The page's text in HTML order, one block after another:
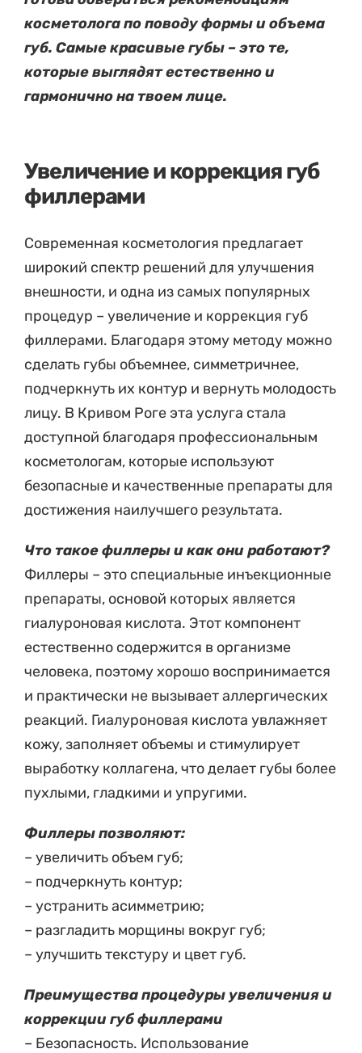
косметолога по поводу формы и объема
губ. Самые красивые губы – это те,
которые выглядят естественно и
гармонично на твоем лице.
Увеличение и коррекция губ
филлерами
Современная косметология предлагает
широкий спектр решений для улучшения
внешности, и одна из самых популярных
процедур – увеличение и коррекция губ
филлерами. Благодаря этому методу можно
сделать губы объемнее, симметричнее,
подчеркнуть их контур и вернуть молодость
лицу. В Кривом Роге эта услуга стала
доступной благодаря профессиональным
косметологам, которые используют
безопасные и качественные препараты для
достижения наилучшего результата.
Что такое филлеры и как они работают?
Филлеры – это специальные инъекционные
препараты, основой которых является
гиалуроновая кислота. Этот компонент
естественно содержится в организме
человека, поэтому хорошо воспринимается
и практически не вызывает аллергических
реакций. Гиалуроновая кислота увлажняет
кожу, заполняет объемы и стимулирует
выработку коллагена, что делает губы более
пухлыми, гладкими и упругими.
Филлеры позволяют:
– увеличить объем губ;
– подчеркнуть контур;
– устранить асимметрию;
– разгладить морщины вокруг губ;
– улучшить текстуру и цвет губ.
Преимущества процедуры увеличения и
коррекции губ филлерами
– Безопасность. Использование